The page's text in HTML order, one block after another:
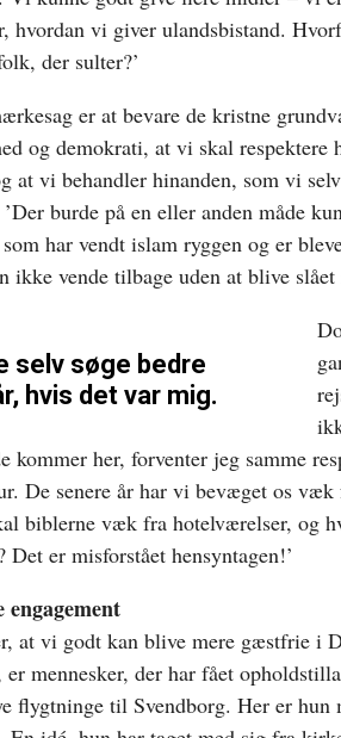
hvordan vi giver ulandsbistand.
der sulter?’
er at bevare de kristne
og demokrati, at vi skal respektere
at vi behandler hinanden, som vi
burde på en eller anden måde
har vendt islam ryggen og er
ikke vende tilbage uden at blive slået
selv søge bedre
hvis det var mig.
kommer her, forventer jeg samme
De senere år har vi bevæget os
biblerne væk fra hotelværelser, og
Det er misforstået hensyntagen!’
engagement
at vi godt kan blive mere gæstfrie i
er mennesker, der har fået
flygtninge til Svendborg. Her er hun